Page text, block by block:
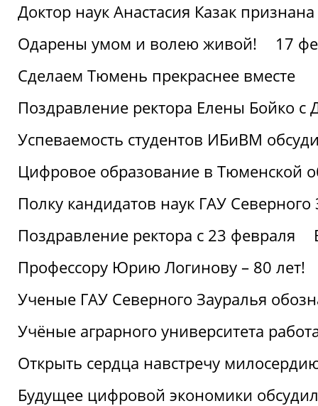
Доктор наук Анастасия Казак
Одарены умом и волею живой!
17
Сделаем Тюмень прекраснее вместе
Поздравление ректора Елены Бойко с
Успеваемость студентов ИБиВМ
Цифровое образование в Тюменской
Полку кандидатов наук ГАУ
Поздравление ректора с 23 февраля
Профессору Юрию Логинову – 80 лет!
Ученые ГАУ Северного Зауралья
Учёные аграрного университета
Открыть сердца навстречу
Будущее цифровой экономики